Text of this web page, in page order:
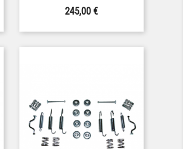
Prix
245,00 €